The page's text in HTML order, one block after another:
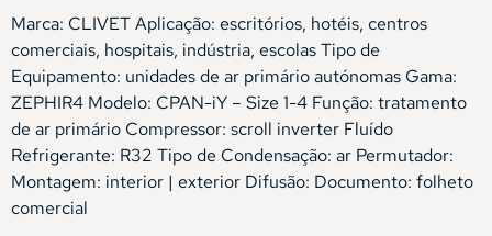
Marca: CLIVET Aplicação: escritórios, hotéis, centros
comerciais, hospitais, indústria, escolas Tipo de
Equipamento: unidades de ar primário autónomas Gama:
ZEPHIR4 Modelo: CPAN-iY – Size 1-4 Função: tratamento
de ar primário Compressor: scroll inverter Fluído
Refrigerante: R32 Tipo de Condensação: ar Permutador:
Montagem: interior | exterior Difusão: Documento: folheto
comercial